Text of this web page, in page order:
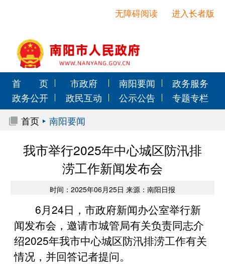
进入长者版
无障碍阅读
首 页 市政府 南阳要闻
政务服务
政务公开
政民互动 公示公告
专题专栏
首页
南阳要闻
我市举行2025年中心城区防汛排
涝工作新闻发布会
时间：2025年06月25日 来源：南阳日报
6月24日，市政府新闻办公室举行新
闻发布会，邀请市城管局有关负责同志介
绍2025年我市中心城区防汛排涝工作有关
情况，并回答记者提问。